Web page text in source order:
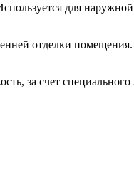
для
отделки помещения.
за счет